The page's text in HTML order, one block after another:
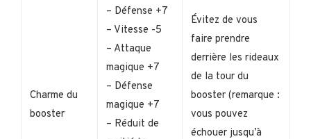
Charme du
booster
– Défense +7
– Vitesse -5
– Attaque
magique +7
– Défense
magique +7
– Réduit de
Évitez de vous
faire prendre
derrière les rideaux
de la tour du
booster (remarque :
vous pouvez
échouer jusqu’à